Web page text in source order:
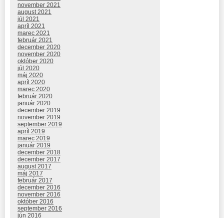
november 2021
august 2021
júl 2021
apríl 2021
marec 2021
február 2021
december 2020
november 2020
október 2020
júl 2020
máj 2020
apríl 2020
marec 2020
február 2020
január 2020
december 2019
november 2019
september 2019
apríl 2019
marec 2019
január 2019
december 2018
december 2017
august 2017
máj 2017
február 2017
december 2016
november 2016
október 2016
september 2016
jún 2016